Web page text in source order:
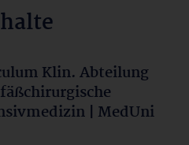
Klin. Abteilung
| MedUni